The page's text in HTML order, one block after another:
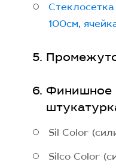
100cм,
Финишное
Sil Color
Silco Color